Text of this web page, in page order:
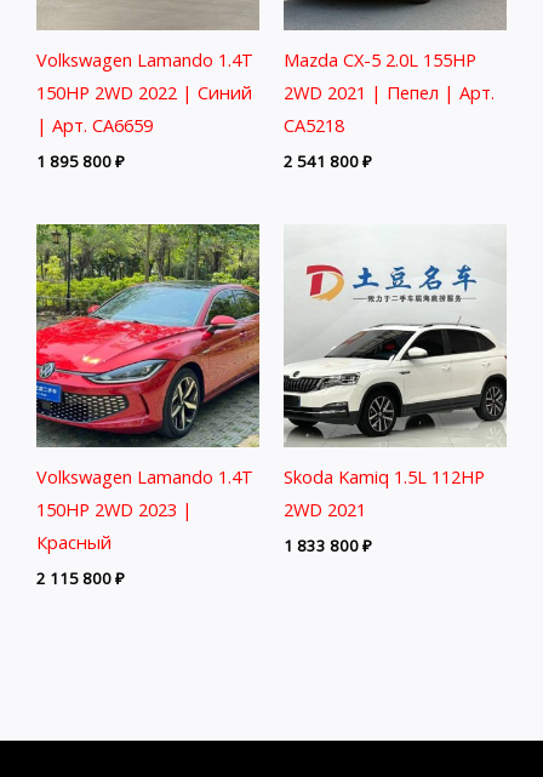
Volkswagen Lamando 1.4T
150HP 2WD 2022 | Синий
| Арт. CA6659
1 895 800₽
Mazda CX-5 2.0L 155HP
2WD 2021 | Пепел | Арт.
CA5218
2 541 800₽
Volkswagen Lamando 1.4T
150HP 2WD 2023 |
Красный
2 115 800₽
Skoda Kamiq 1.5L 112HP
2WD 2021
1 833 800₽